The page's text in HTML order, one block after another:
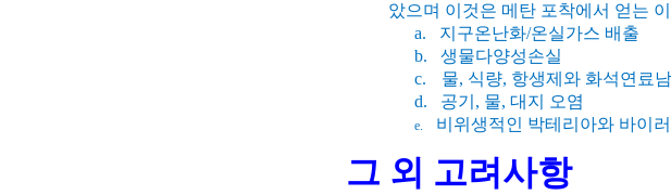
았으며 이것은 메탄 포착에서 얻는
a.
지구온난화/온실가스 배출
b.
생물다양성손실
c.
물, 식량, 항생제와 화석연료
d.
공기 , 물, 대지 오염
e. 비위생적인 박테리아와 바이
그 외 고려사항